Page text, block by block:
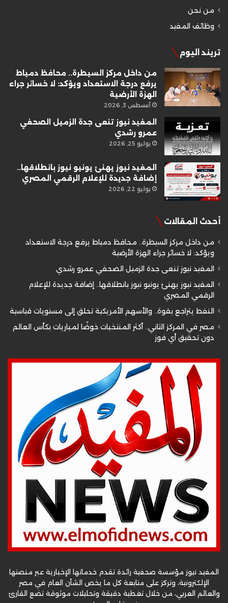
من نحن
وظائف المفيد
تريند اليوم
من داخل مركز السيطرة.. محافظ دمياط
يرفع درجة الاستعداد ويؤكد: لا خسائر جراء
الهزة الأرضية
أغسطس 3, 2026
المفيد نيوز تنعى جدة الزميل الصحفي
عمرو رشدي
يوليو 25, 2026
المفيد نيوز يهنئ يونيو نيوز بانطلاقها..
إضافة جديدة للإعلام الرقمي المصري
يوليو 22, 2026
أحدث المقالات
من داخل مركز السيطرة.. محافظ دمياط يرفع درجة الاستعداد
ويؤكد: لا خسائر جراء الهزة الأرضية
المفيد نيوز تنعى جدة الزميل الصحفي عمرو رشدي
المفيد نيوز يهنئ يونيو نيوز بانطلاقها.. إضافة جديدة للإعلام
الرقمي المصري
النفط يتراجع بقوة.. والأسهم الأمريكية تحلق إلى مستويات قياسية
مصر في المركز الثاني.. أكثر المنتخبات خوضًا لمباريات بكأس العالم
دون تحقيق أي فوز
المفيد نيوز مؤسسة صحفية رائدة تقدم خدماتها الإخبارية عبر منصتها
الإلكترونية، وتركز على متابعة كل ما يخص الشأن العام في مصر
والعالم العربي، من خلال تغطية دقيقة وتحليلات موثوقة تضع القارئ